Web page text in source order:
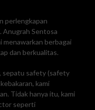
perlengkapan
Anugrah Sentosa
menawarkan berbagai
dan berkualitas.
sepatu safety (safety
kami
Tidak hanya itu, kami
seperti